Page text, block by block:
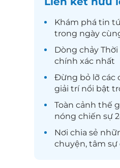
Khám phá tin
trong ngày
Dòng chảy Thời
chính xác nhất
Đừng bỏ lỡ các
giải trínổi bật
Toàn cảnh thế
nóng chiến sự
Nơi chia sẻ
chuyện, tâm sự